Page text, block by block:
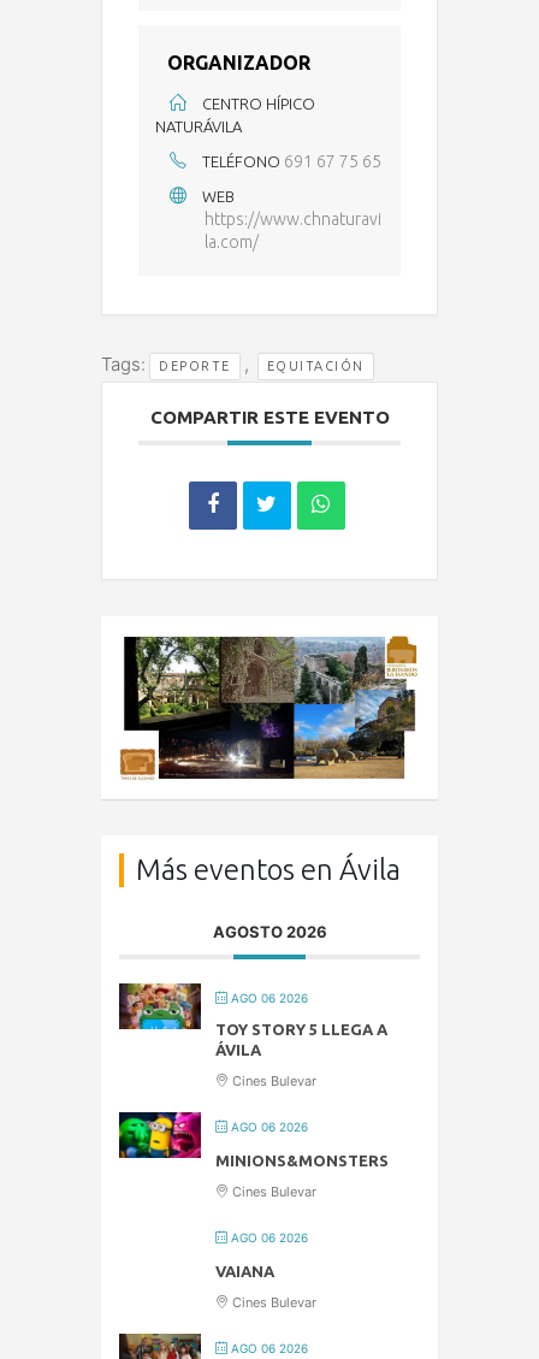
ORGANIZADOR
CENTRO HÍPICO
NATURÁVILA
TELÉFONO 691 67 75 65
WEB
https://www.chnaturavi
la.com/
Tags: DEPORTE , EQUITACIÓN
COMPARTIR ESTE EVENTO
Más eventos en Ávila
AGOSTO 2026
AGO 06 2026
TOY STORY 5 LLEGA A
ÁVILA
Cines Bulevar
AGO 06 2026
MINIONS&MONSTERS
Cines Bulevar
AGO 06 2026
VAIANA
Cines Bulevar
AGO 06 2026